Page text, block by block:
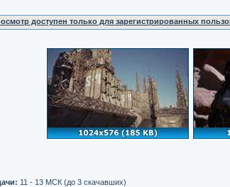
доступен только для зарегистрированных
11 - 13 МСК (до 3 скачавших)